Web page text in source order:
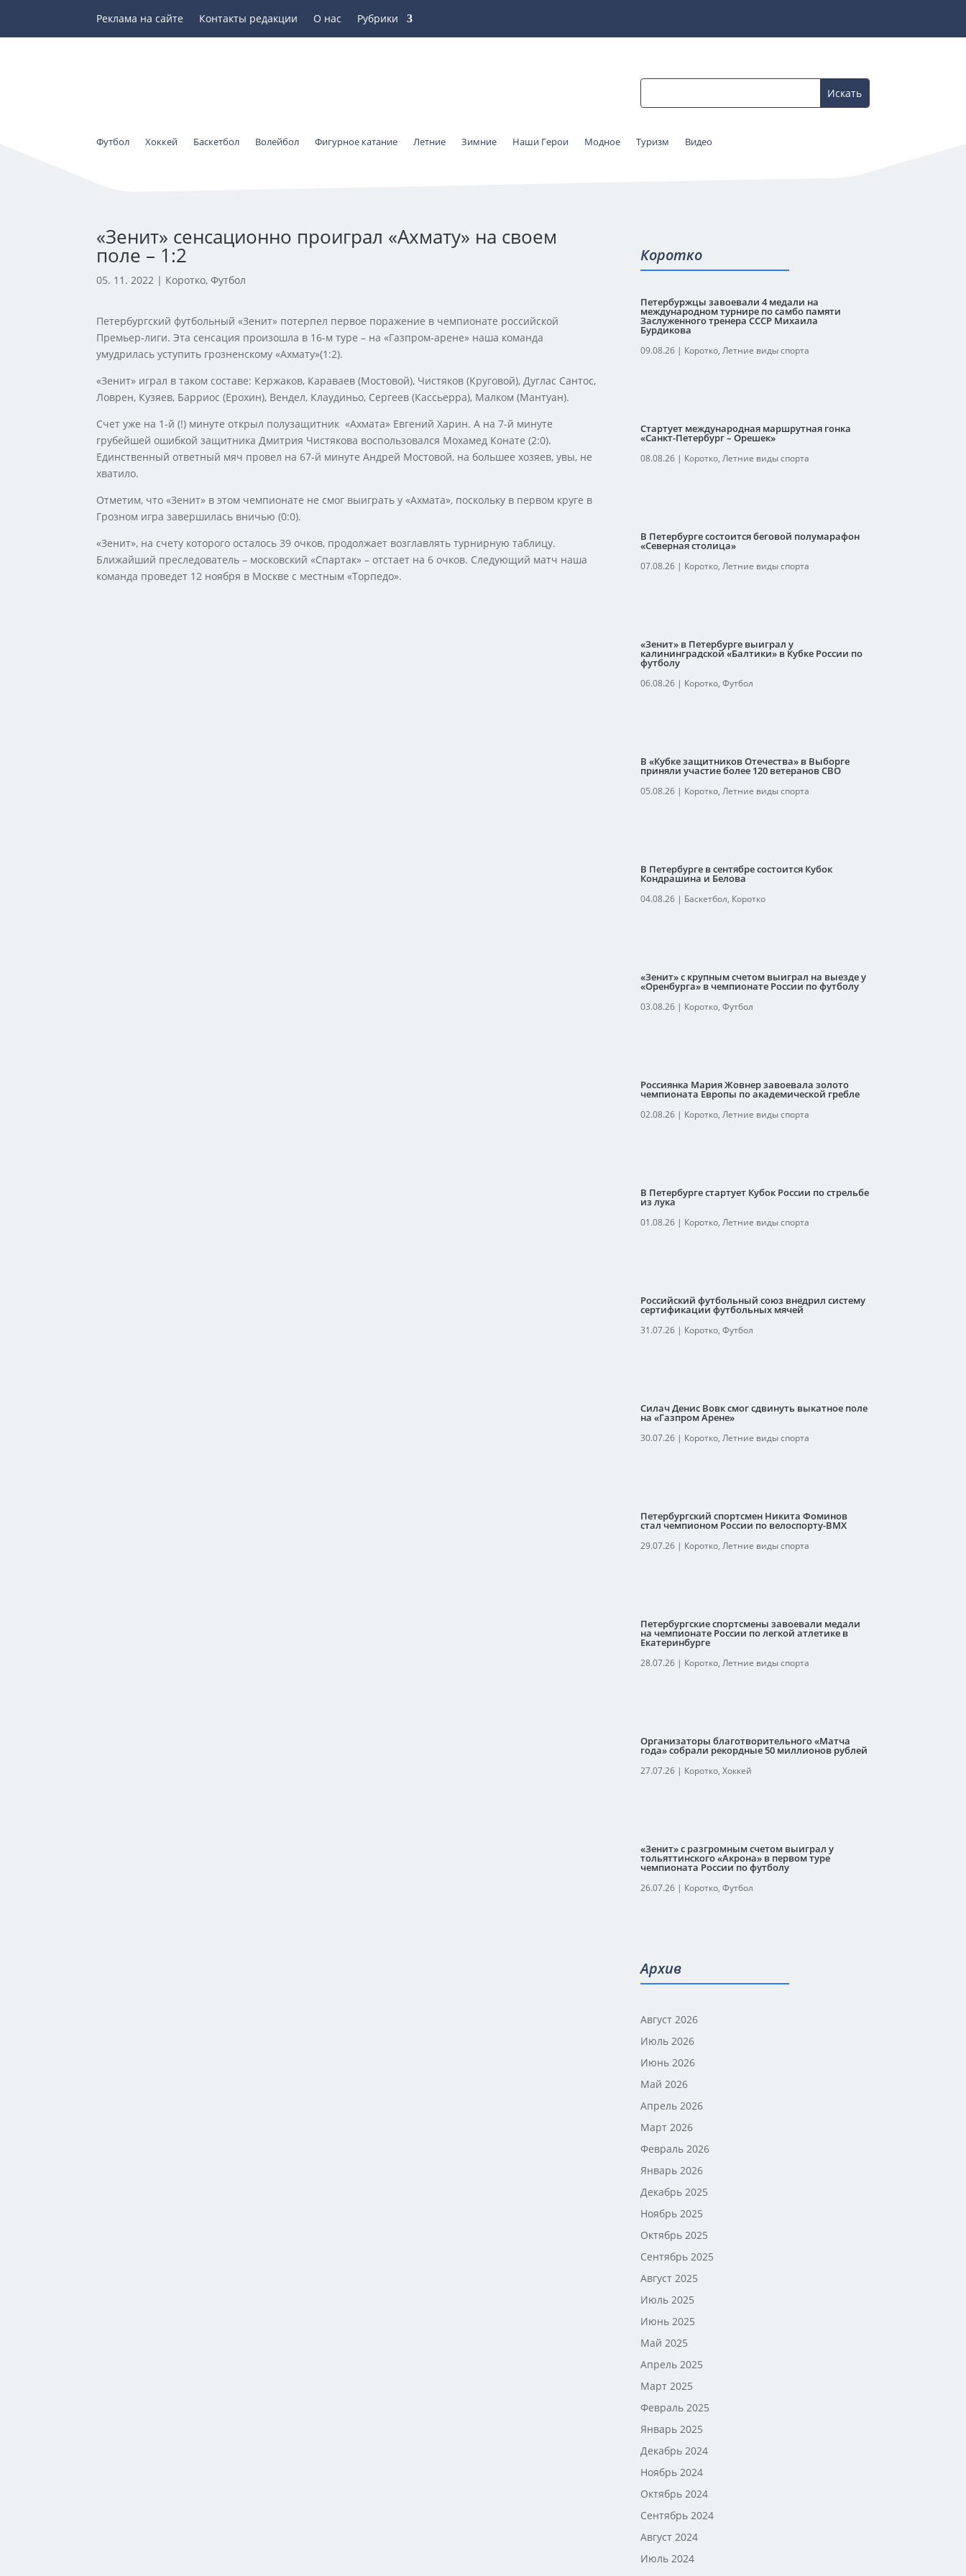
Реклама на сайте Контакты редакции О нас Рубрики
Футбол Хоккей Баскетбол Волейбол Фигурное катание Летние Зимние Наши Герои Модное Туризм Видео
«Зенит» сенсационно проиграл «Ахмату» на своем
поле – 1:2
05. 11. 2022 | Коротко,Футбол
Петербургский футбольный «Зенит» потерпел первое поражение в чемпионате российской
Премьер-лиги. Эта сенсация произошла в 16-м туре – на «Газпром-арене» наша команда
умудрилась уступить грозненскому «Ахмату»(1:2).
«Зенит» играл в таком составе: Кержаков, Караваев (Мостовой), Чистяков (Круговой), Дуглас Сантос,
Ловрен, Кузяев, Барриос (Ерохин), Вендел, Клаудиньо, Сергеев (Кассьерра), Малком (Мантуан).
Счет уже на 1-й (!) минуте открыл полузащитник «Ахмата» Евгений Харин. А на 7-й минуте
грубейшей ошибкой защитника Дмитрия Чистякова воспользовался Мохамед Конате (2:0).
Единственный ответный мяч провел на 67-й минуте Андрей Мостовой, на большее хозяев, увы, не
хватило.
Отметим, что «Зенит» в этом чемпионате не смог выиграть у «Ахмата», поскольку в первом круге в
Грозном игра завершилась вничью (0:0).
«Зенит», на счету которого осталось 39 очков, продолжает возглавлять турнирную таблицу.
Ближайший преследователь – московский «Спартак» – отстает на 6 очков. Следующий матч наша
команда проведет 12 ноября в Москве с местным «Торпедо».
Коротко
Петербуржцы завоевали 4 медали на
международном турнире по самбо памяти
Заслуженного тренера СССР Михаила
Бурдикова
09.08.26| Коротко, Летние виды спорта
Стартует международная маршрутная гонка
«Санкт-Петербург – Орешек»
08.08.26| Коротко, Летние виды спорта
В Петербурге состоится беговой полумарафон
«Северная столица»
07.08.26| Коротко, Летние виды спорта
«Зенит» в Петербурге выиграл у
калининградской «Балтики» в Кубке России по
футболу
06.08.26| Коротко, Футбол
В «Кубке защитников Отечества» в Выборге
приняли участие более 120 ветеранов СВО
05.08.26| Коротко, Летние виды спорта
В Петербурге в сентябре состоится Кубок
Кондрашина и Белова
04.08.26| Баскетбол, Коротко
«Зенит» с крупным счетом выиграл на выезде у
«Оренбурга» в чемпионате России по футболу
03.08.26| Коротко, Футбол
Россиянка Мария Жовнер завоевала золото
чемпионата Европы по академической гребле
02.08.26| Коротко, Летние виды спорта
В Петербурге стартует Кубок России по стрельбе
из лука
01.08.26| Коротко, Летние виды спорта
Российский футбольный союз внедрил систему
сертификации футбольных мячей
31.07.26| Коротко, Футбол
Силач Денис Вовк смог сдвинуть выкатное поле
на «Газпром Арене»
30.07.26| Коротко, Летние виды спорта
Петербургский спортсмен Никита Фоминов
стал чемпионом России по велоспорту-ВМХ
29.07.26| Коротко, Летние виды спорта
Петербургские спортсмены завоевали медали
на чемпионате России по легкой атлетике в
Екатеринбурге
28.07.26| Коротко, Летние виды спорта
Организаторы благотворительного «Матча
года» собрали рекордные 50 миллионов рублей
27.07.26| Коротко, Хоккей
«Зенит» с разгромным счетом выиграл у
тольяттинского «Акрона» в первом туре
чемпионата России по футболу
26.07.26| Коротко, Футбол
Архив
Август 2026
Июль 2026
Июнь 2026
Май 2026
Апрель 2026
Март 2026
Февраль 2026
Январь 2026
Декабрь 2025
Ноябрь 2025
Октябрь 2025
Сентябрь 2025
Август 2025
Июль 2025
Июнь 2025
Май 2025
Апрель 2025
Март 2025
Февраль 2025
Январь 2025
Декабрь 2024
Ноябрь 2024
Октябрь 2024
Сентябрь 2024
Август 2024
Июль 2024